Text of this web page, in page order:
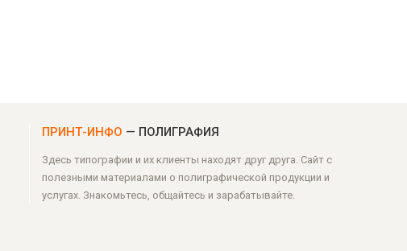
ПРИНТ-ИНФО — ПОЛИГРАФИЯ
Здесь типографии и их клиенты находят друг друга. Сайт с
полезными материалами о полиграфической продукции и
услугах. Знакомьтесь, общайтесь и зарабатывайте.